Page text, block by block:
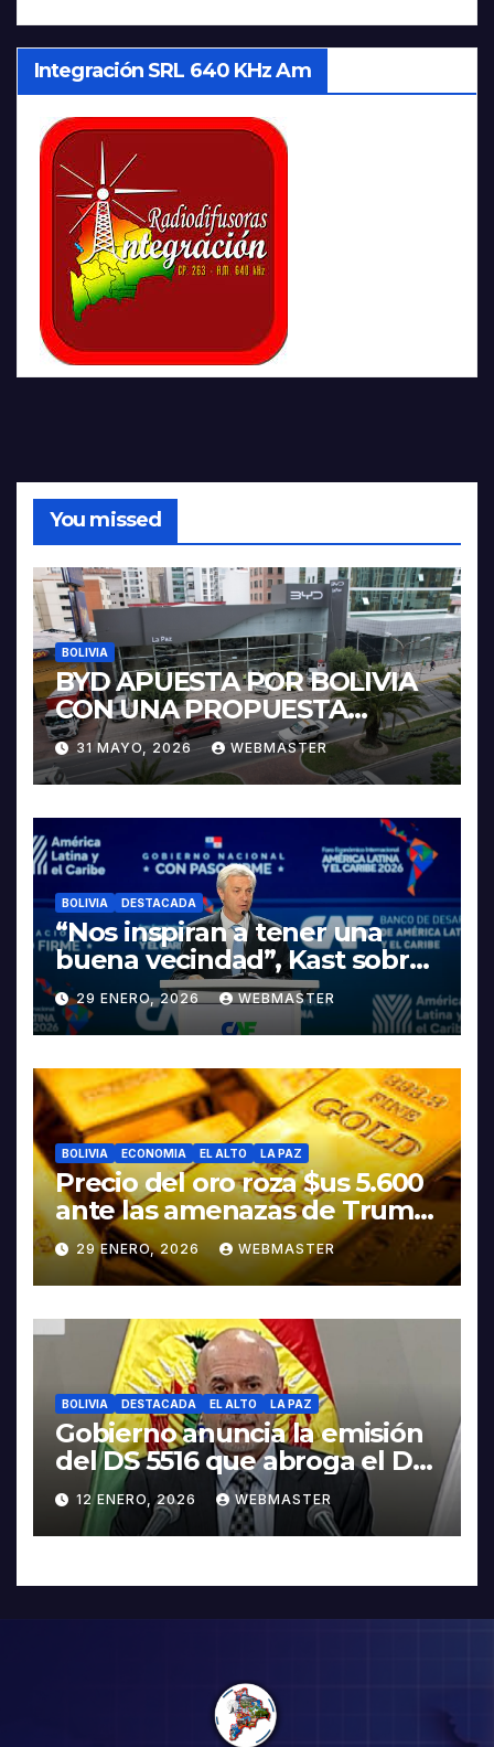
Integración SRL 640 KHz Am
You missed
BOLIVIA
BYD APUESTA POR BOLIVIA
CON UNA PROPUESTA
INTEGRAL PARA IMPULSAR
LA ELECTROMOVILIDAD Y LA
INDUSTRIALIZACIÓN DEL
LITIO
31 MAYO, 2026 WEBMASTER
BOLIVIA DESTACADA
“Nos inspiran a tener una
buena vecindad”, Kast sobre
discurso del presidente
Rodrigo Paz
29 ENERO, 2026 WEBMASTER
BOLIVIA ECONOMIA EL ALTO LA PAZ
Precio del oro roza $us 5.600
ante las amenazas de Trump
contra Irán
29 ENERO, 2026 WEBMASTER
BOLIVIA DESTACADA EL ALTO LA PAZ
Gobierno anuncia la emisión
del DS 5516 que abroga el DS
5503
12 ENERO, 2026 WEBMASTER